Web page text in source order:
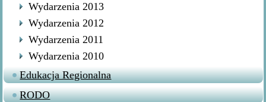
Wydarzenia 2013
Wydarzenia 2012
Wydarzenia 2011
Wydarzenia 2010
Edukacja Regionalna
RODO